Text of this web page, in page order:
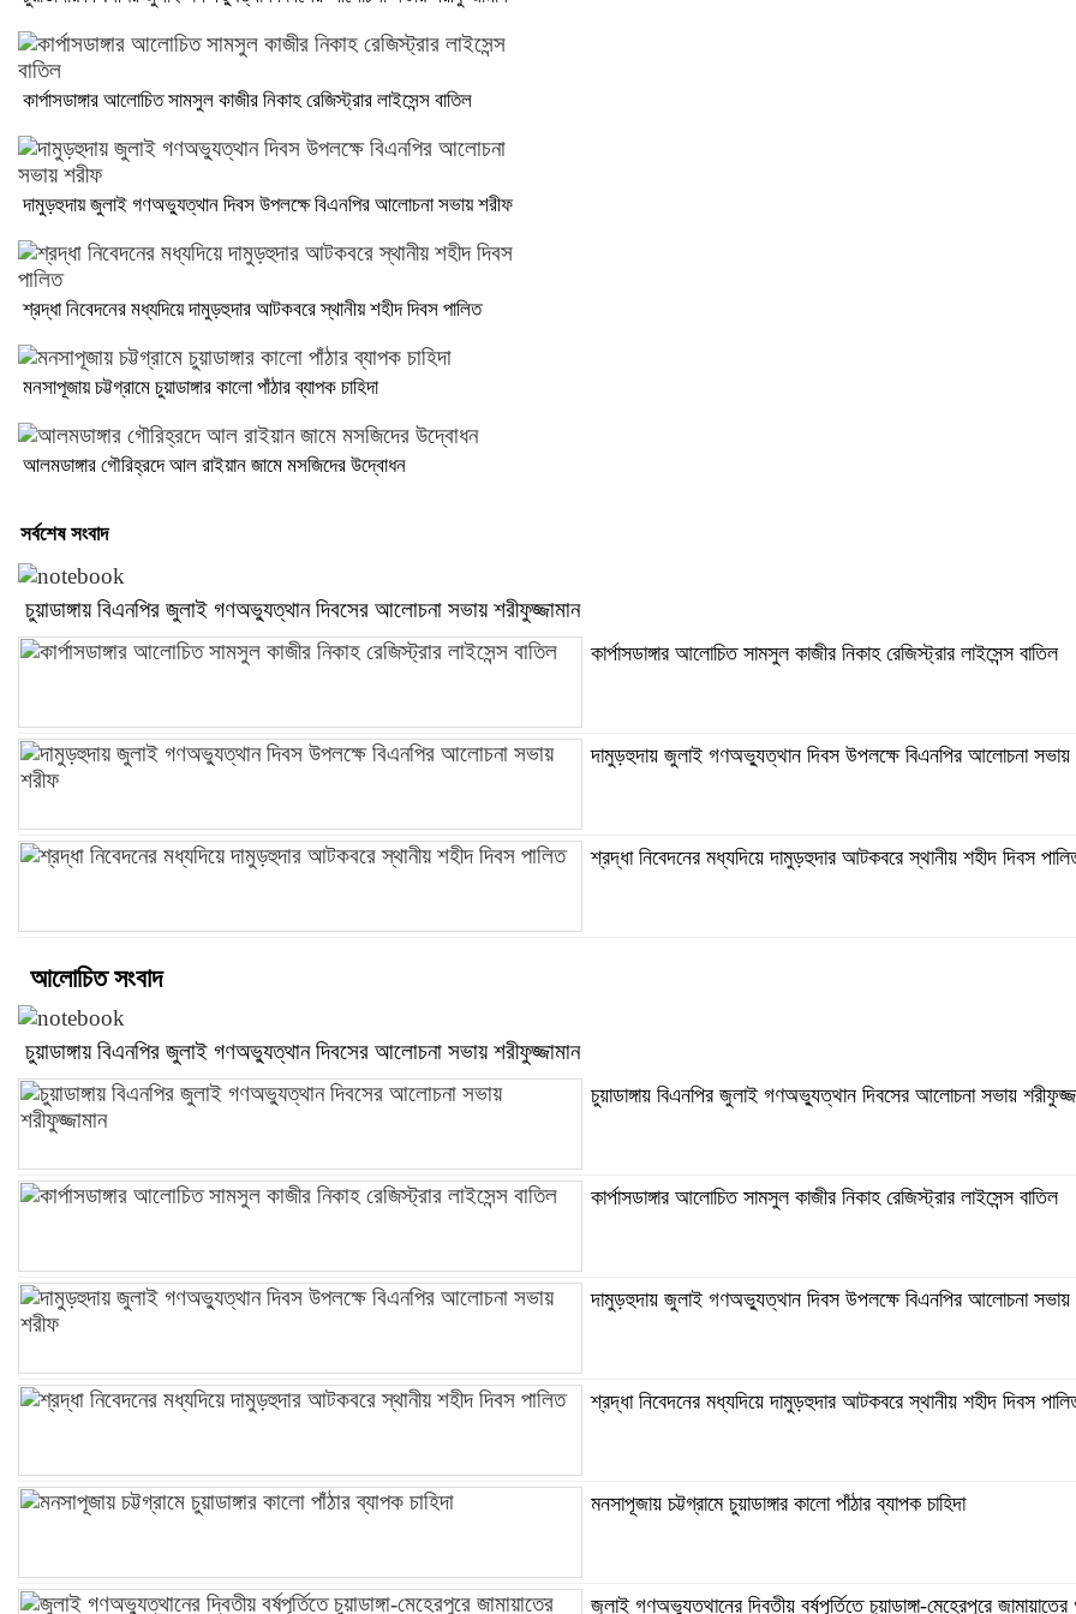
কার্পাসডাঙ্গার আলোচিত সামসুল কাজীর নিকাহ রেজিস্ট্রার লাইসেন্স বাতিল
দামুড়হুদায় জুলাই গণঅভ্যুত্থান দিবস উপলক্ষে বিএনপির আলোচনা সভায় শরীফ
শ্রদ্ধা নিবেদনের মধ্যদিয়ে দামুড়হুদার আটকবরে স্থানীয় শহীদ দিবস পালিত
মনসাপূজায় চট্টগ্রামে চুয়াডাঙ্গার কালো পাঁঠার ব্যাপক চাহিদা
আলমডাঙ্গার গৌরিহ্রদে আল রাইয়ান জামে মসজিদের উদ্বোধন
সর্বশেষ সংবাদ
চুয়াডাঙ্গায় বিএনপির জুলাই গণঅভ্যুত্থান দিবসের আলোচনা সভায় শরীফুজ্জামান
কার্পাসডাঙ্গার আলোচিত সামসুল কাজীর নিকাহ রেজিস্ট্রার লাইসেন্স বাতিল
দামুড়হুদায় জুলাই গণঅভ্যুত্থান দিবস উপলক্ষে বিএনপির আলোচনা সভায়
শ্রদ্ধা নিবেদনের মধ্যদিয়ে দামুড়হুদার আটকবরে স্থানীয় শহীদ দিবস
আলোচিত সংবাদ
চুয়াডাঙ্গায় বিএনপির জুলাই গণঅভ্যুত্থান দিবসের আলোচনা সভায় শরীফুজ্জামান
চুয়াডাঙ্গায় বিএনপির জুলাই গণঅভ্যুত্থান দিবসের আলোচনা সভায়
কার্পাসডাঙ্গার আলোচিত সামসুল কাজীর নিকাহ রেজিস্ট্রার লাইসেন্স বাতিল
দামুড়হুদায় জুলাই গণঅভ্যুত্থান দিবস উপলক্ষে বিএনপির আলোচনা সভায়
শ্রদ্ধা নিবেদনের মধ্যদিয়ে দামুড়হুদার আটকবরে স্থানীয় শহীদ দিবস
মনসাপূজায় চট্টগ্রামে চুয়াডাঙ্গার কালো পাঁঠার ব্যাপক চাহিদা
জুলাই গণঅভ্যুত্থানের দ্বিতীয় বর্ষপূর্তিতে চুয়াডাঙ্গা-মেহেরপুরে জামায়াতের